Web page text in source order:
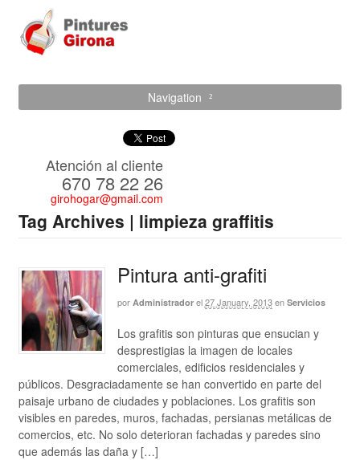
Navigation
Atención al cliente
670 78 22 26
girohogar@gmail.com
Tag Archives | limpieza graffitis
Pintura anti-grafiti
por Administrador el 27 January, 2013 en Servicios
Los grafitis son pinturas que ensucian y
desprestigias la imagen de locales
comerciales, edificios residenciales y
públicos. Desgraciadamente se han convertido en parte del
paisaje urbano de ciudades y poblaciones. Los grafitis son
visibles en paredes, muros, fachadas, persianas metálicas de
comercios, etc. No solo deterioran fachadas y paredes sino
que además las daña y […]